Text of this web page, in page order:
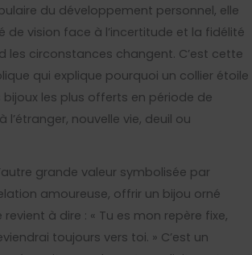
du développement personnel, elle
de vision face à l’incertitude et la fidélité
les circonstances changent. C’est cette
qui explique pourquoi un collier étoile
bijoux les plus offerts en période de
l’étranger, nouvelle vie, deuil ou
grande valeur symbolisée par
amoureuse, offrir un bijou orné
revient à dire : « Tu es mon repère fixe,
toujours vers toi. » C’est un